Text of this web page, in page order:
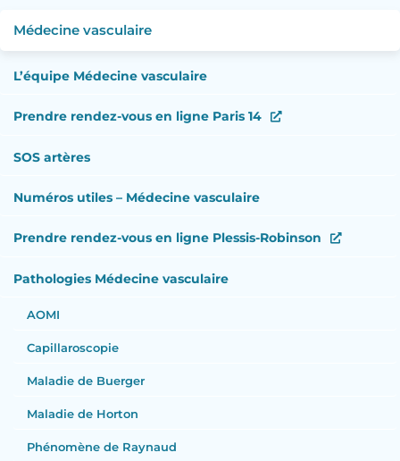
Médecine vasculaire
L’équipe Médecine vasculaire
Prendre rendez-vous en ligne Paris 14
SOS artères
Numéros utiles – Médecine vasculaire
Prendre rendez-vous en ligne Plessis-Robinson
Pathologies Médecine vasculaire
AOMI
Capillaroscopie
Maladie de Buerger
Maladie de Horton
Phénomène de Raynaud